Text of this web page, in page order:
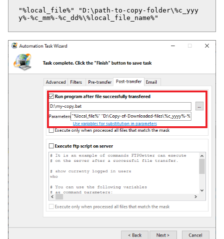
"%local_file%" "D:\path-to-copy-folder\%c_yyy
y%-%c_mm%-%c_dd%\%local_file_name%"